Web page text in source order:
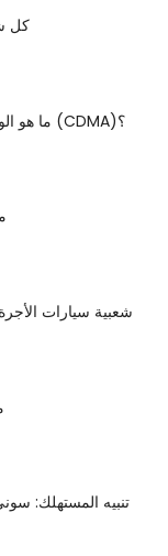
كل
ما هو الوصول المتعدد بتقسيم الشفرة (CDMA)؟
تنبيه المستهلك: